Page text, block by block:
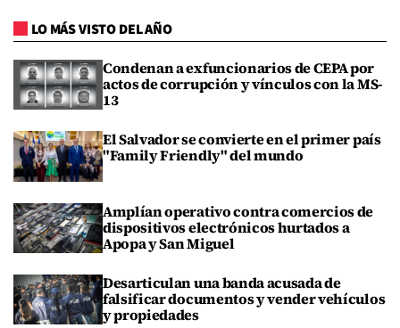
LO MÁS VISTO DEL AÑO
Condenan a exfuncionarios de CEPA por
actos de corrupción y vínculos con la MS-
13
El Salvador se convierte en el primer país
"Family Friendly" del mundo
Amplían operativo contra comercios de
dispositivos electrónicos hurtados a
Apopa y San Miguel
Desarticulan una banda acusada de
falsificar documentos y vender vehículos
y propiedades